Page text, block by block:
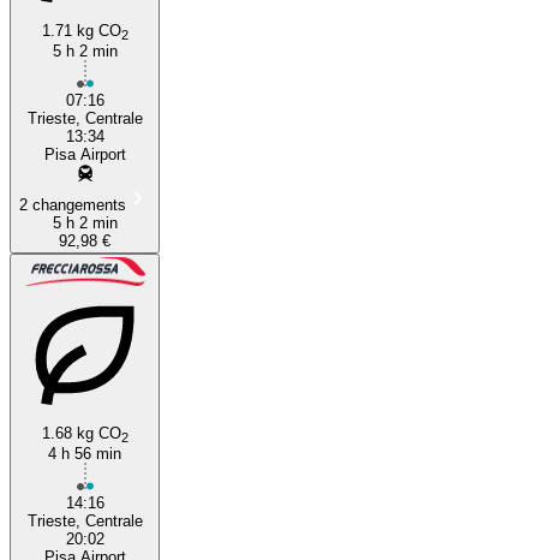
1.71 kg CO2
5 h 2 min
07:16
Trieste, Centrale
13:34
Pisa Airport
2 changements
5 h 2 min
92,98 €
1.68 kg CO2
4 h 56 min
14:16
Trieste, Centrale
20:02